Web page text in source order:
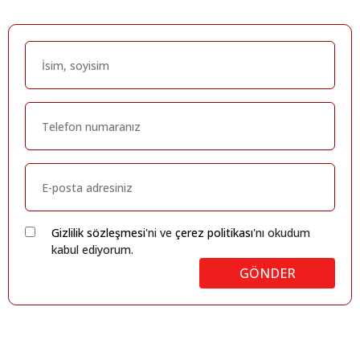
Gizlilik sözleşmesi'ni ve çerez politikası'nı okudum
kabul ediyorum.
GÖNDER